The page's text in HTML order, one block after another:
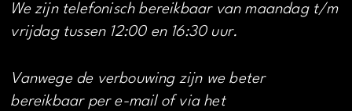
We zijn telefonisch bereikbaar van maandag t/m
vrijdag tussen 12:00 en 16:30 uur.
Vanwege de verbouwing zijn we beter
bereikbaar per e-mail of via het